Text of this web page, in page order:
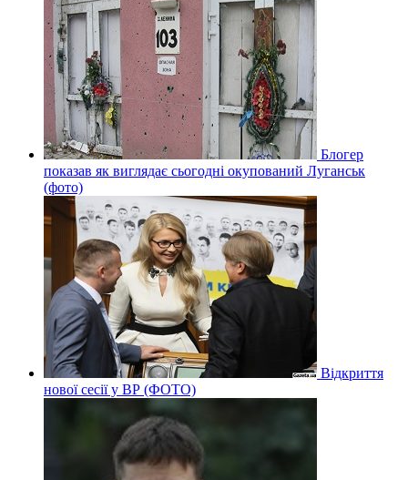
Блогер
показав як виглядає сьогодні окупований Луганськ
(фото)
Відкриття
нової сесії у ВР (ФОТО)